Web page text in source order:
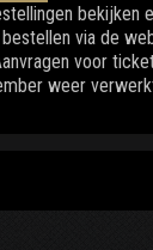
bekijken
via de
voor
weer
op met
216 of